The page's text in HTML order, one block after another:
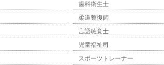
歯科衛生士
柔道整復師
言語聴覚士
児童福祉司
スポーツトレーナー